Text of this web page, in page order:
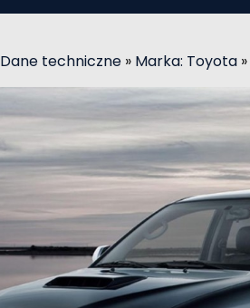
Dane techniczne » Marka: Toyota »